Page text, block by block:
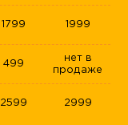
1799 1999
499
нет в
продаже
2599 2999